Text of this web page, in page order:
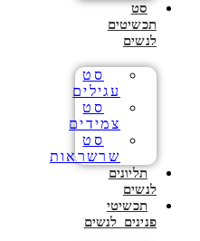
סט
תכשיטים
לנשים
סט
עגילים
סט
צמידים
סט
שרשראות
תליונים
לנשים
תכשיטי
פנינים לנשים